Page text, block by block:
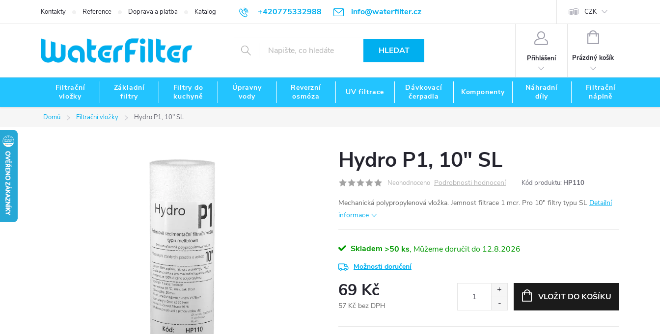
+420775332988 info@waterfilter.cz
Kontakty Reference Doprava a platba Katalog CZK
HLEDAT
Přihlášení
NÁKUPNÍ
Prázdný košík
Filtrační
vložky
Základní
filtry
Filtry do
kuchyně
Úpravny
vody
Reverzní
osmóza
UV filtrace
Dávkovací
čerpadla
Komponenty
Náhradní
díly
Filtrační
náplně
Domů Filtrační vložky Hydro P1, 10" SL
Hydro P1, 10" SL
Neohodnoceno Podrobnosti hodnocení Kód produktu: HP110
Mechanická polypropylenová vložka. Jemnost filtrace 1 mcr. Pro 10" filtry typu SL Detailní
informace
Skladem >50 ks 12.8.2026
Možnosti doručení
69 Kč
57 Kč bez DPH
cena:
VLOŽIT DO KOŠÍKU